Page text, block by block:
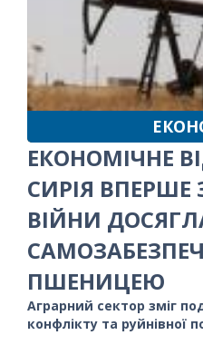
ЕКОНОМІЧНЕ
СИРІЯ ВПЕРШЕ
ВІЙНИ
ПШЕНИЦЕЮ
Аграрний сектор зміг
конфлікту та руйнівної